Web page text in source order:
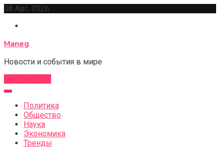
Перейти
содержимому
08 Авг, 2026
Maneg
Новости и события в мире
Политика
Общество
Наука
Экономика
Тренды